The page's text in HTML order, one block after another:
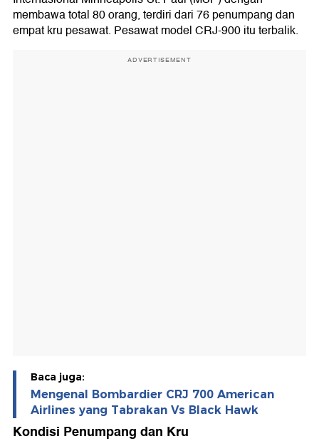
membawa total 80 orang, terdiri dari 76 penumpang dan
empat kru pesawat. Pesawat model CRJ-900 itu terbalik.
ADVERTISEMENT
Baca juga:
Mengenal Bombardier CRJ 700 American
Airlines yang Tabrakan Vs Black Hawk
Kondisi Penumpang dan Kru